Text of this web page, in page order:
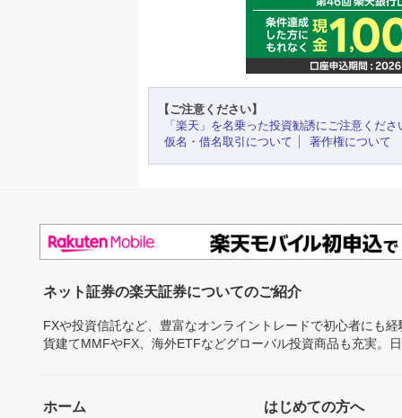
【ご注意ください】
「楽天」を名乗った投資勧誘にご注意くださ
仮名・借名取引について
著作権について
ネット証券の楽天証券についてのご紹介
FXや投資信託など、豊富なオンライントレードで初心者にも
貨建てMMFやFX、海外ETFなどグローバル投資商品も充実。
ホーム はじめての方へ